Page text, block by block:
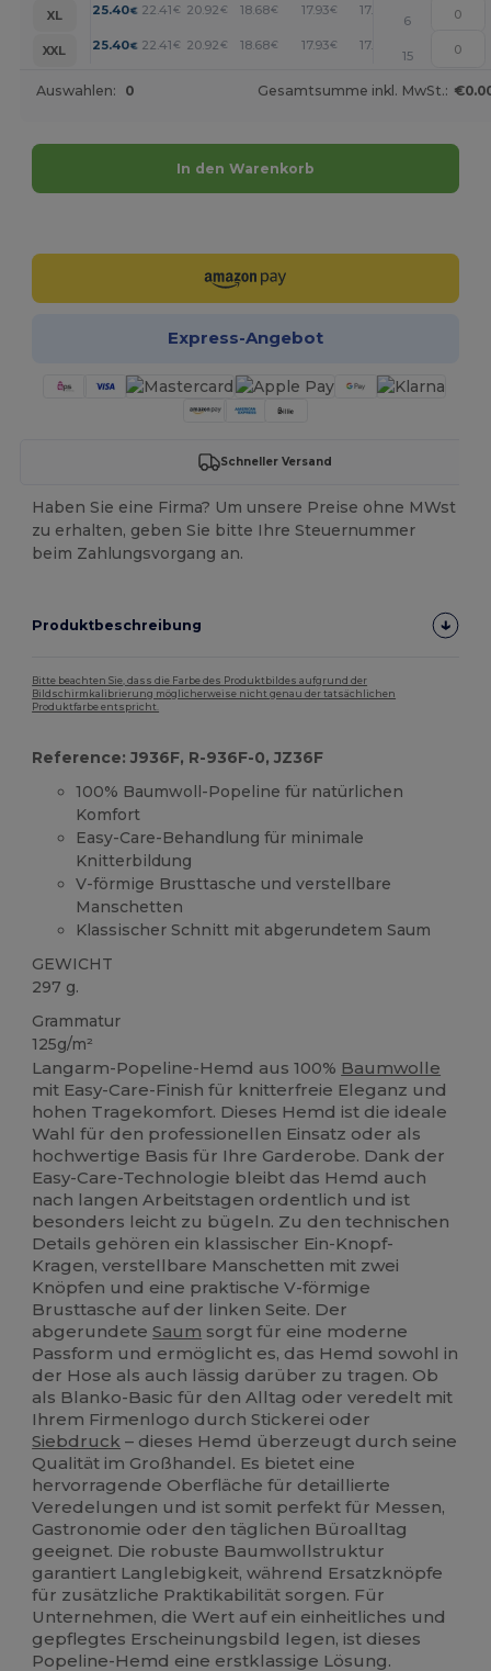
XL
25.40€ 22.41 € 20.92€ 18.68€ 17.93€ 17.18
6
XXL
25.40€ 22.41 € 20.92€ 18.68€ 17.93€ 17.18
15
Auswahlen: 0 Gesamtsumme inkl. MwSt.:
In den Warenkorb
Express-Angebot
Schneller Versand
Haben Sie eine Firma? Um unsere Preise ohne MWst
zu erhalten, geben Sie bitte Ihre Steuernummer
beim Zahlungsvorgang an.
Produktbeschreibung
Bitte beachten Sie, dass die Farbe des Produktbildes aufgrund der
Bildschirmkalibrierung möglicherweise nicht genau der tatsächlichen
Produktfarbe entspricht.
Reference: J936F, R-936F-0, JZ36F
100% Baumwoll-Popeline für natürlichen
Komfort
Easy-Care-Behandlung für minimale
Knitterbildung
V-förmige Brusttasche und verstellbare
Manschetten
Klassischer Schnitt mit abgerundetem Saum
GEWICHT
297 g.
Grammatur
125g/m²
Langarm-Popeline-Hemd aus 100% Baumwolle
mit Easy-Care-Finish für knitterfreie Eleganz und
hohen Tragekomfort. Dieses Hemd ist die ideale
Wahl für den professionellen Einsatz oder als
hochwertige Basis für Ihre Garderobe. Dank der
Easy-Care-Technologie bleibt das Hemd auch
nach langen Arbeitstagen ordentlich und ist
besonders leicht zu bügeln. Zu den technischen
Details gehören ein klassischer Ein-Knopf-
Kragen, verstellbare Manschetten mit zwei
Knöpfen und eine praktische V-förmige
Brusttasche auf der linken Seite. Der
abgerundeteSaum sorgt für eine moderne
Passform und ermöglicht es, das Hemd sowohl in
der Hose als auch lässig darüber zu tragen. Ob
als Blanko-Basic für den Alltag oder veredelt mit
Ihrem Firmenlogo durch Stickerei oder
Siebdruck – dieses Hemd überzeugt durch seine
Qualität im Großhandel. Es bietet eine
hervorragende Oberfläche für detaillierte
Veredelungen und ist somit perfekt für Messen,
Gastronomie oder den täglichen Büroalltag
geeignet. Die robuste Baumwollstruktur
garantiert Langlebigkeit, während Ersatzknöpfe
für zusätzliche Praktikabilität sorgen. Für
Unternehmen, die Wert auf ein einheitliches und
gepflegtes Erscheinungsbild legen, ist dieses
Popeline-Hemd eine erstklassige Lösung.